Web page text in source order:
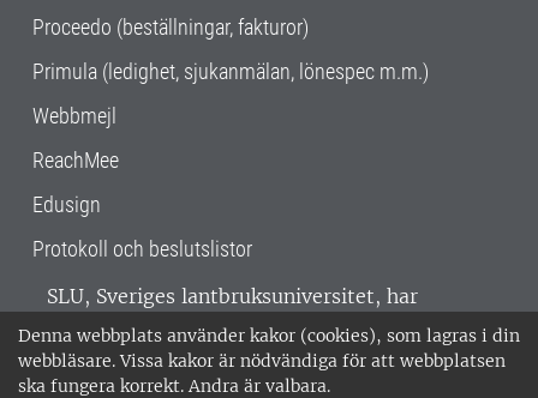
Denna webbplats använder kakor (cookies), som lagras i din
webbläsare. Vissa kakor är nödvändiga för att webbplatsen
ska fungera korrekt. Andra är valbara.
Proceedo (beställningar, fakturor)
Primula (ledighet, sjukanmälan, lönespec m.m.)
Webbmejl
ReachMee
Edusign
Protokoll och beslutslistor
SLU, Sveriges lantbruksuniversitet, har
verksamhet över hela Sverige. Huvudorter är
Alnarp, Uppsala och Umeå.SLU är
miljöcertifierat enligt ISO 14001. •